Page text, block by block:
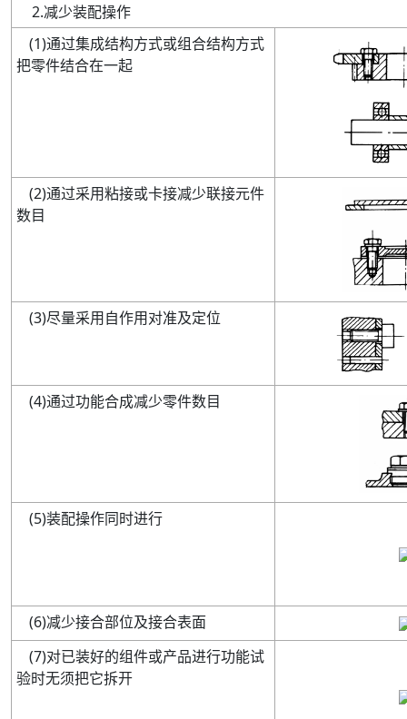
2.减少装配操作
(1)通过集成结构方式或组合结构方式
把零件结合在一起
(2)通过采用粘接或卡接减少联接元件
数目
(3)尽量采用自作用对准及定位
(4)通过功能合成减少零件数目
(5)装配操作同时进行
(6)减少接合部位及接合表面
(7)对已装好的组件或产品进行功能试
验时无须把它拆开